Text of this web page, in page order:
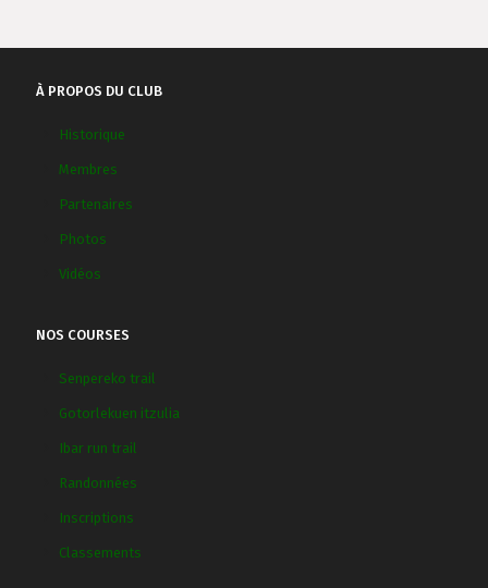
À PROPOS DU CLUB
Historique
Membres
Partenaires
Photos
Vidéos
NOS COURSES
Senpereko trail
Gotorlekuen itzulia
Ibar run trail
Randonnées
Inscriptions
Classements